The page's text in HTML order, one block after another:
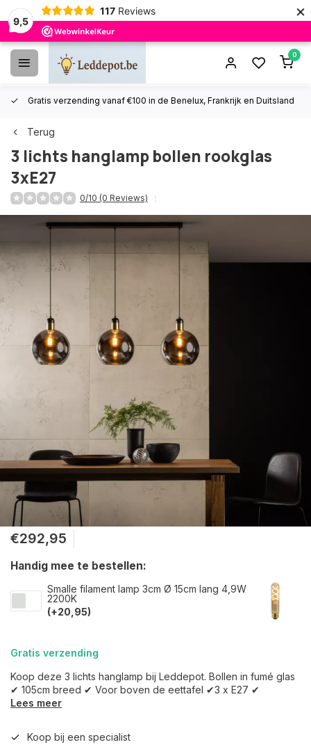
9,5
117 Reviews ×
0
Gratis verzending vanaf €100 in de Benelux, Frankrijk en Duitsland
Terug
3 lichts hanglamp bollen rookglas
3xE27
0/10 (0 Reviews)
€292,95
Handig mee te bestellen:
Smalle filament lamp 3cm Ø 15cm lang 4,9W
2200K
(+20,95)
Gratis verzending
Koop deze 3 lichts hanglamp bij Leddepot. Bollen in fumé glas
✔ 105cm breed ✔ Voor boven de eettafel ✔3 x E27 ✔
Lees meer
Koop bij een specialist